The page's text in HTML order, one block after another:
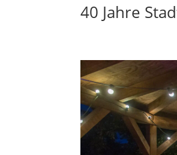
40 Jahre